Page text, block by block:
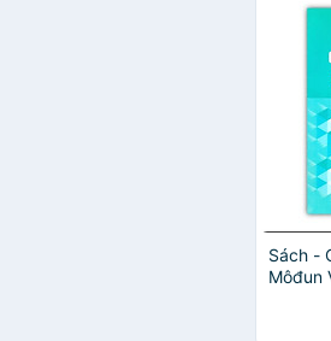
Sách -
Môđun